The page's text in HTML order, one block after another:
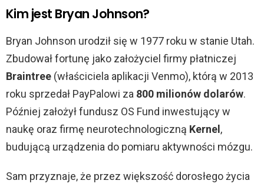
Kim jest Bryan Johnson?
Bryan Johnson urodził się w 1977 roku w stanie Utah.
Zbudował fortunę jako założyciel firmy płatniczej
Braintree (właściciela aplikacji Venmo), którą w 2013
roku sprzedał PayPalowi za 800 milionów dolarów.
Później założył fundusz OS Fund inwestujący w
naukę oraz firmę neurotechnologiczną Kernel ,
budującą urządzenia do pomiaru aktywności mózgu.
Sam przyznaje, że przez większość dorosłego życia